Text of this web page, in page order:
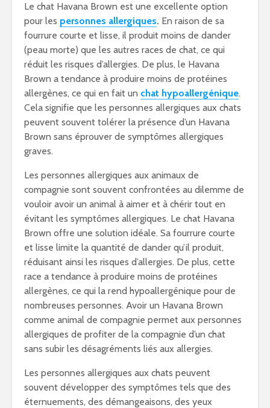
Le chat Havana Brown est une excellente option
pour les personnes allergiques. En raison de sa
fourrure courte et lisse, il produit moins de dander
(peau morte) que les autres races de chat, ce qui
réduit les risques d’allergies. De plus, le Havana
Brown a tendance à produire moins de protéines
allergènes, ce qui en fait un chat hypoallergénique.
Cela signifie que les personnes allergiques aux chats
peuvent souvent tolérer la présence d’un Havana
Brown sans éprouver de symptômes allergiques
graves.
Les personnes allergiques aux animaux de
compagnie sont souvent confrontées au dilemme de
vouloir avoir un animal à aimer et à chérir tout en
évitant les symptômes allergiques. Le chat Havana
Brown offre une solution idéale. Sa fourrure courte
et lisse limite la quantité de dander qu’il produit,
réduisant ainsi les risques d’allergies. De plus, cette
race a tendance à produire moins de protéines
allergènes, ce qui la rend hypoallergénique pour de
nombreuses personnes. Avoir un Havana Brown
comme animal de compagnie permet aux personnes
allergiques de profiter de la compagnie d’un chat
sans subir les désagréments liés aux allergies.
Les personnes allergiques aux chats peuvent
souvent développer des symptômes tels que des
éternuements, des démangeaisons, des yeux